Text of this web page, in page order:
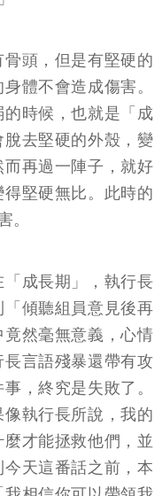
頭，但是有堅硬的
體不會造成傷害。
時候，也就是「成
去堅硬的外殼，變
再過一陣子，就好
堅硬無比。此時的
。
成長期」，執行長
傾聽組員意見後再
然毫無意義，心情
言語殘暴還帶有攻
，終究是失敗了。
執行長所說，我的
才能拯救他們，並
天這番話之前，本